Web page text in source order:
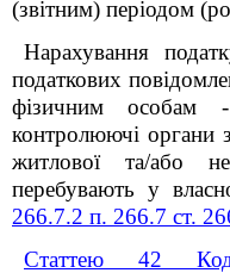
(звітним) періодом
Нарахування
податкових
фізичним особам -
контролюючі органи
житлової та/або
перебувають у
266.7.2 п. 266.7 ст.
Статтею 42